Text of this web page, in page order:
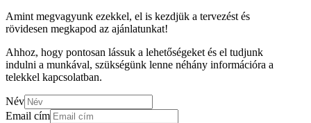
Amint megvagyunk ezekkel, el is kezdjük a tervezést és
rövidesen megkapod az ajánlatunkat!
Ahhoz, hogy pontosan lássuk a lehetőségeket és el tudjunk
indulni a munkával, szükségünk lenne néhány információra a
telekkel kapcsolatban.
Név
Email cím